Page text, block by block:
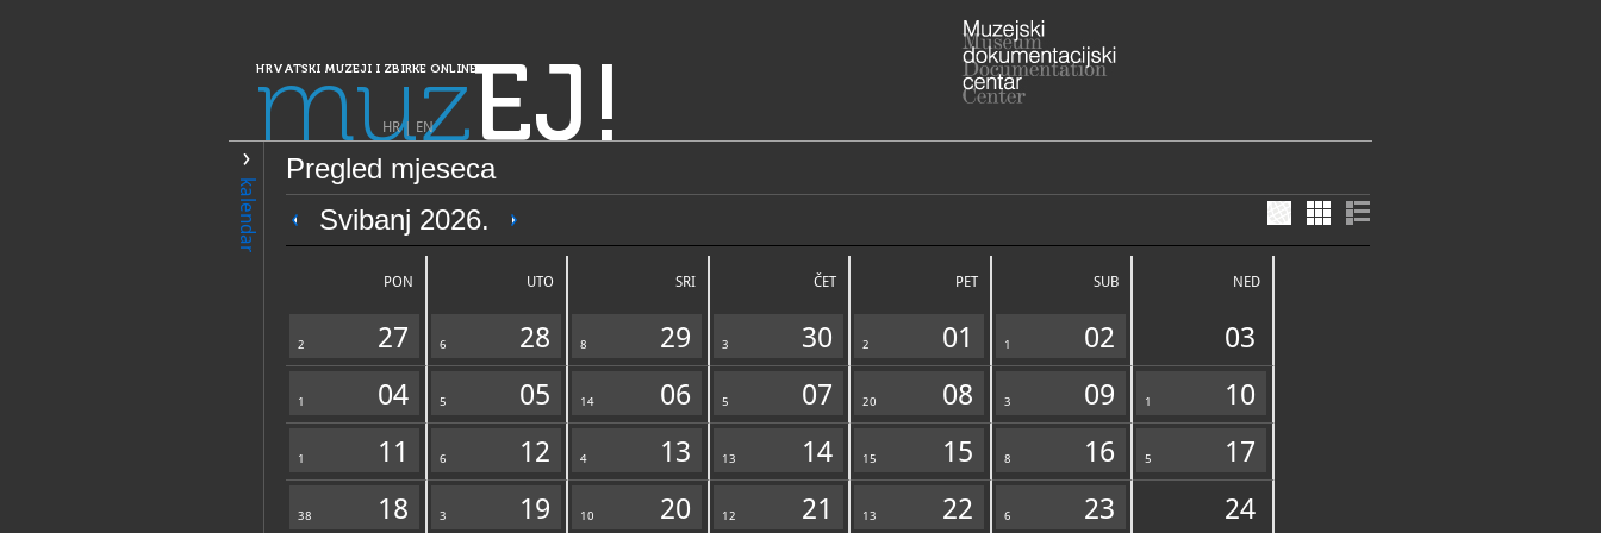
HRVATSKI MUZEJI I ZBIRKE ONLINE
muzEJ!
HR| EN
kalendar
Pregled mjeseca
Svibanj 2026.
PON UTO SRI ČET PET SUB NED
2 27 6 28 8 29 3 30 2 01 1 02 03
1 04 5 05 14 06 5 07 20 08 3 09 1 10
1 11 6 12 4 13 13 14 15 15 8 16 5 17
38 18 3 19 10 20 12 21 13 22 6 23 24
PRETRAŽIVANJE
Dalmacija
Muzejska zbirka franjevačkog
samostana na Poljudu
21000 Split Splitsko-dalmatinska županija
021/3810-377
fradamir@gmail.com
www.samostan-poljud.com
OPĆI PODACI NADLEŽNOST FUNDUS